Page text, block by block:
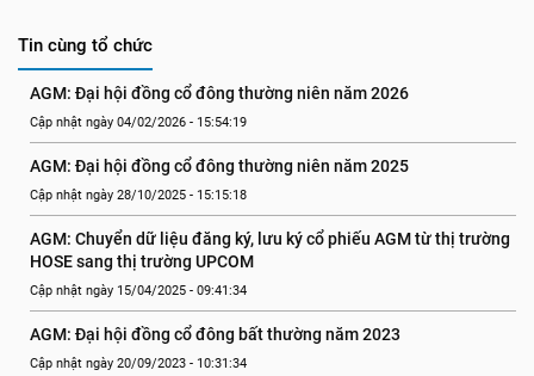
Tin cùng tổ chức
AGM: Đại hội đồng cổ đông thường niên năm 2026
Cập nhật ngày 04/02/2026 - 15:54:19
AGM: Đại hội đồng cổ đông thường niên năm 2025
Cập nhật ngày 28/10/2025 - 15:15:18
AGM: Chuyển dữ liệu đăng ký, lưu ký cổ phiếu AGM từ thị trường
HOSE sang thị trường UPCOM
Cập nhật ngày 15/04/2025 - 09:41:34
AGM: Đại hội đồng cổ đông bất thường năm 2023
Cập nhật ngày 20/09/2023 - 10:31:34